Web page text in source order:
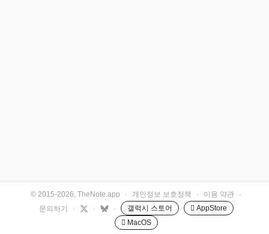
© 2015-2026, TheNote.app · 개인정보 보호정책 · 이용 약관
·
문의하기
· · · 갤럭시 스토어
 AppStore
 MacOS